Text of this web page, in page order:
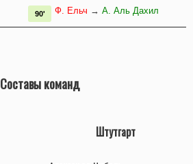
Ф. Ельч → А. Аль Дахил
90'
Составы команд
Штутгарт